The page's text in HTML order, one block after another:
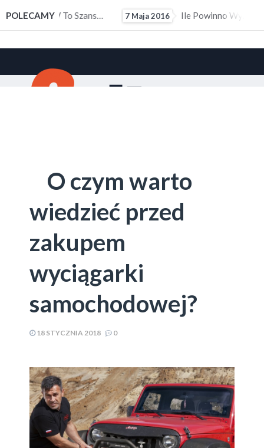
POLECAMY
Doświadczeniem Zawodowym 7 Maja 2016 Ile Powinno Wynosić Kieszonkowe?
O czym warto
wiedzieć przed
zakupem
wyciągarki
samochodowej?
18 STYCZNIA 2018 0